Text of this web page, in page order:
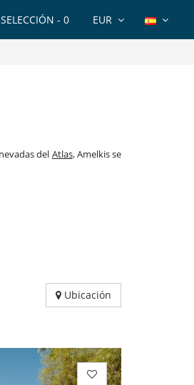
EUR
- 0
del Atlas, Amelkis se
Ubicación